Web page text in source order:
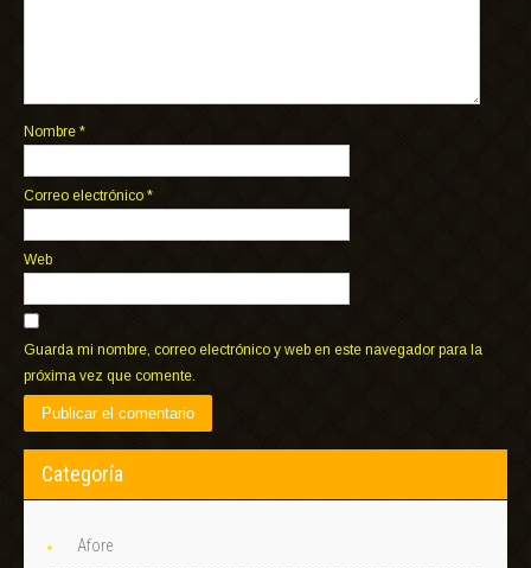
Nombre *
Correo electrónico *
Web
Guarda mi nombre, correo electrónico y web en este navegador para la
próxima vez que comente.
Categoría
Afore